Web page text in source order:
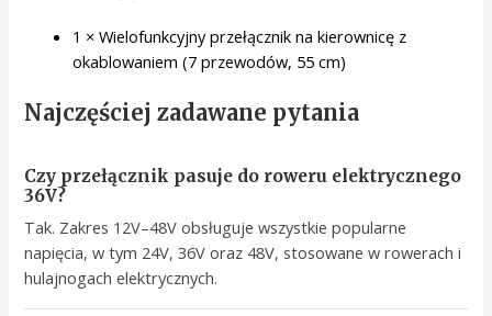
1 × Wielofunkcyjny przełącznik na kierownicę z
okablowaniem (7 przewodów, 55 cm)
Najczęściej zadawane pytania
Czy przełącznik pasuje do roweru elektrycznego
36V?
Tak. Zakres 12V–48V obsługuje wszystkie popularne
napięcia, w tym 24V, 36V oraz 48V, stosowane w rowerach i
hulajnogach elektrycznych.